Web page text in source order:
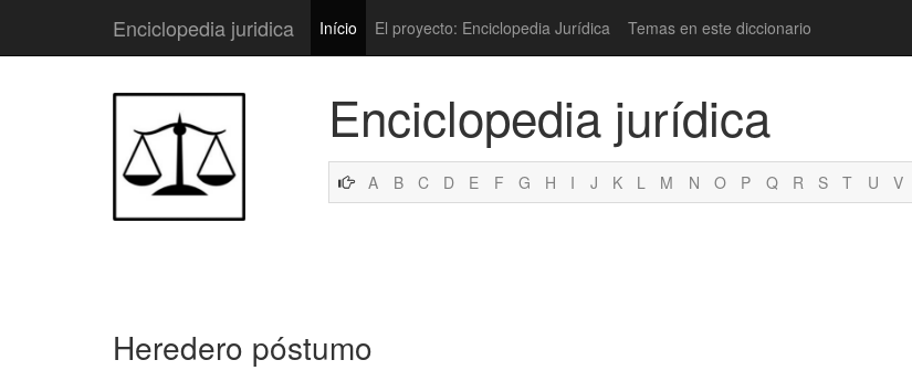
Enciclopedia juridica Início El proyecto: Enciclopedia Jurídica Temas en este diccionario
Enciclopedia jurídica
A B C D E F G H I J K L M N O P Q R S T U V
Heredero póstumo